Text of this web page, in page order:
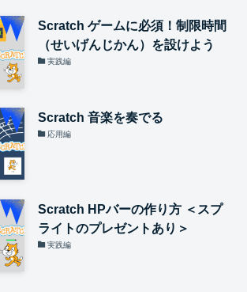
Scratch ゲームに必須！制限時間
（せいげんじかん）を設けよう
実践編
Scratch 音楽を奏でる
応用編
Scratch HPバーの作り方 ＜スプ
ライトのプレゼントあり＞
実践編